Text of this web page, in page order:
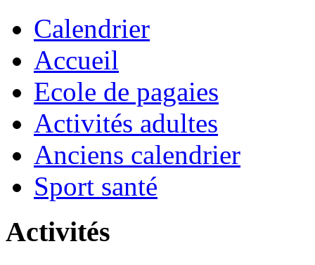
Calendrier
Accueil
Ecole de pagaies
Activités adultes
Anciens calendrier
Sport santé
Activités